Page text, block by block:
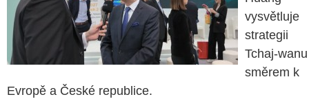
vysvětluje
strategii
Tchaj-wanu
směrem k
Evropě a České republice.